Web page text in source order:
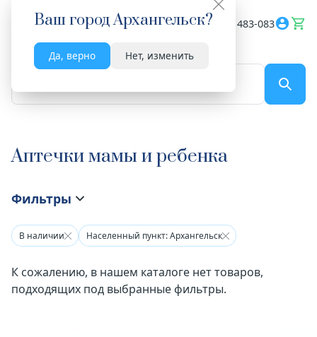
Ваш городАрхангельск?
Да, верно Нет, изменить
Весь сайт 8182 483-083
Аптечки мамы и ребенка
Фильтры
В наличии Населенный пункт: Архангельск
К сожалению, в нашем каталоге нет товаров,
подходящих под выбранные фильтры.